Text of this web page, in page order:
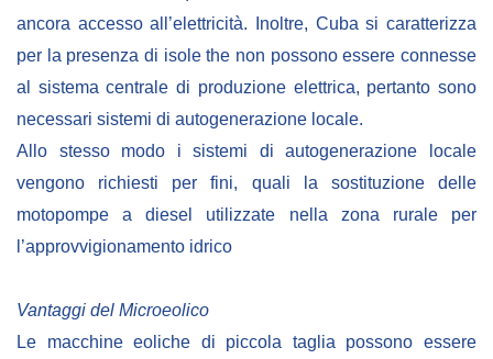
ancora accesso all’elettricità. Inoltre, Cuba si caratterizza
per la presenza di isole the non possono essere connesse
al sistema centrale di produzione elettrica, pertanto sono
necessari sistemi di autogenerazione locale.
Allo stesso modo i sistemi di autogenerazione locale
vengono richiesti per fini, quali la sostituzione delle
motopompe a diesel utilizzate nella zona rurale per
l’approvvigionamento idrico
Vantaggi del Microeolico
Le macchine eoliche di piccola taglia possono essere